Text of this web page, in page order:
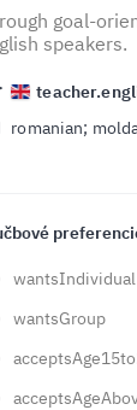
goal-
speakers.
romanian;
wantsIndividual
wantsGroup